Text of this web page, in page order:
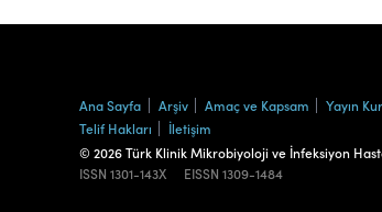
Ana Sayfa Arşiv Amaç ve Kapsam Yayın
Telif Hakları
İletişim
© 2026 Türk Klinik Mikrobiyoloji ve İnfeksiyon
ISSN 1301-143X EISSN 1309-1484